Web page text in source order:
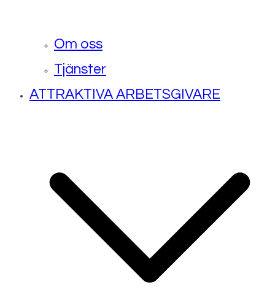
Om oss
Tjänster
ATTRAKTIVA ARBETSGIVARE